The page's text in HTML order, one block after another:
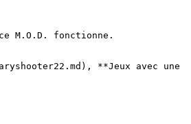
**Jeux avec une